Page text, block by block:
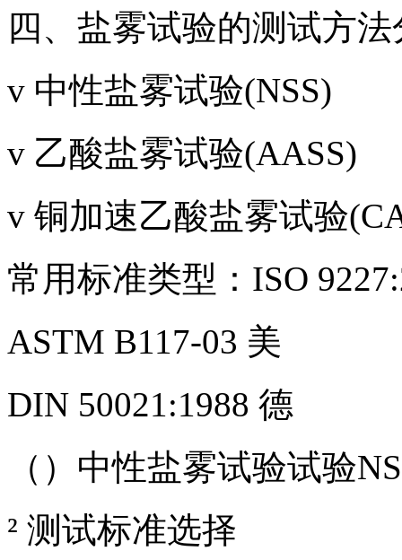
四、盐雾试验的测试方法
v 中性盐雾试验(NSS)
v 乙酸盐雾试验(AASS)
v 铜加速乙酸盐雾试验
常用标准类型：ISO
ASTM B117-03 美
DIN 50021:1988 德
（）中性盐雾试验试验
² 测试标准选择